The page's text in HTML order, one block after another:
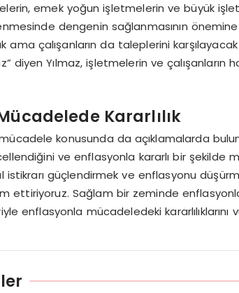
emek yoğun işletmelerin ve büyük
dengenin sağlanmasının
ama çalışanların da taleplerini
diyen Yılmaz, işletmelerin ve çalışanların
Kararlılık
konusunda da açıklamalarda
ve enflasyonla kararlı bir
istikrarı güçlendirmek ve enflasyonu
ettiriyoruz. Sağlam bir zeminde
enflasyonla mücadeledeki kararlılıklarını